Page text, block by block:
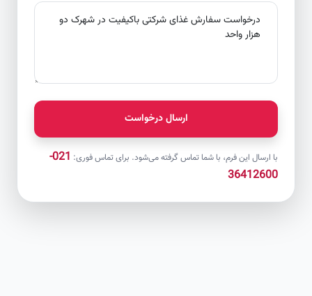
ارسال درخواست
با ارسال این فرم، با شما تماس گرفته می‌شود. برای تماس فوری:
021-
36412600